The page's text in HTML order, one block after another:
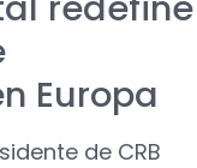
Europa
de CRB